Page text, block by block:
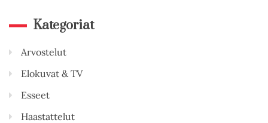
Kategoriat
Arvostelut
Elokuvat & TV
Esseet
Haastattelut